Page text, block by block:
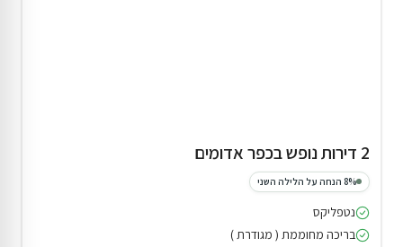
2 דירות נופש בכפר אדומים
8% הנחה על הלילה השני
נטפליקס
בריכה מחוממת ( מגודרת )